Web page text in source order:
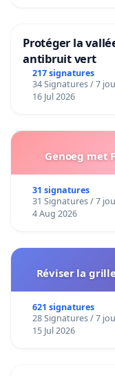
Protéger la
antibruit vert
217 signatures
34 Signatures / 7
16 Jul 2026
Genoeg met
31 signatures
31 Signatures / 7
4 Aug 2026
Réviser la
621 signatures
28 Signatures / 7
15 Jul 2026